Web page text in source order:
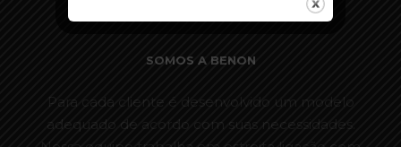
SOMOS A BENON
Para cada cliente é desenvolvido um modelo
adequado de acordo com suas necessidades.